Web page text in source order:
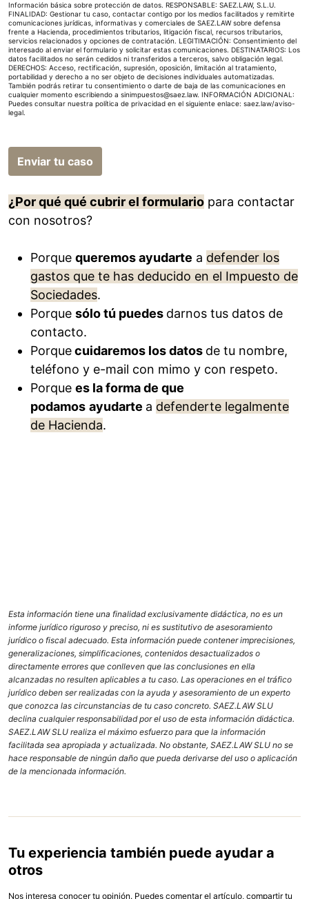
Información básica sobre protección de datos. RESPONSABLE: SAEZ.LAW, S.L.U.
FINALIDAD: Gestionar tu caso, contactar contigo por los medios facilitados y remitirte
comunicaciones jurídicas, informativas y comerciales de SAEZ.LAW sobre defensa
frente a Hacienda, procedimientos tributarios, litigación fiscal, recursos tributarios,
servicios relacionados y opciones de contratación. LEGITIMACIÓN: Consentimiento del
interesado al enviar el formulario y solicitar estas comunicaciones. DESTINATARIOS: Los
datos facilitados no serán cedidos ni transferidos a terceros, salvo obligación legal.
DERECHOS: Acceso, rectificación, supresión, oposición, limitación al tratamiento,
portabilidad y derecho a no ser objeto de decisiones individuales automatizadas.
También podrás retirar tu consentimiento o darte de baja de las comunicaciones en
cualquier momento escribiendo a sinimpuestos@saez.law. INFORMACIÓN ADICIONAL:
Puedes consultar nuestra política de privacidad en el siguiente enlace: saez.law/aviso-
legal.
Enviar tu caso
¿Por qué qué cubrir el formulario para contactar
con nosotros?
Porque queremos ayudarte a defender los
gastos que te has deducido en el Impuesto de
Sociedades.
Porque sólo tú puedes darnos tus datos de
contacto.
Porquecuidaremos los datos de tu nombre,
teléfono y e-mail con mimo y con respeto.
Porque es la forma de que
podamos ayudarte a defenderte legalmente
de Hacienda.
Esta información tiene una finalidad exclusivamente didáctica, no es un
informe jurídico riguroso y preciso, ni es sustitutivo de asesoramiento
jurídico o fiscal adecuado. Esta información puede contener imprecisiones,
generalizaciones, simplificaciones, contenidos desactualizados o
directamente errores que conlleven que las conclusiones en ella
alcanzadas no resulten aplicables a tu caso. Las operaciones en el tráfico
jurídico deben ser realizadas con la ayuda y asesoramiento de un experto
que conozca las circunstancias de tu caso concreto. SAEZ.LAW SLU
declina cualquier responsabilidad por el uso de esta información didáctica.
SAEZ.LAW SLU realiza el máximo esfuerzo para que la información
facilitada sea apropiada y actualizada. No obstante, SAEZ.LAW SLU no se
hace responsable de ningún daño que pueda derivarse del uso o aplicación
de la mencionada información.
Tu experiencia también puede ayudar a
otros
Nos interesa conocer tu opinión. Puedes comentar el artículo, compartir tu